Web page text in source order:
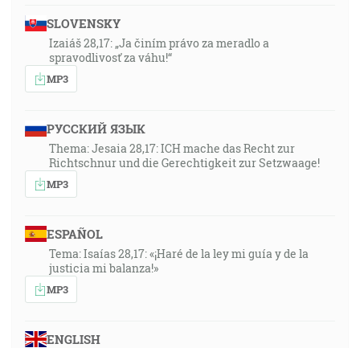
SLOVENSKY
Izaiáš 28,17: „Ja činím právo za meradlo a
spravodlivosť za váhu!“
MP3
РУССКИЙ ЯЗЫК
Thema: Jesaia 28,17: ICH mache das Recht zur
Richtschnur und die Gerechtigkeit zur Setzwaage!
MP3
ESPAÑOL
Tema: Isaías 28,17: «¡Haré de la ley mi guía y de la
justicia mi balanza!»
MP3
ENGLISH